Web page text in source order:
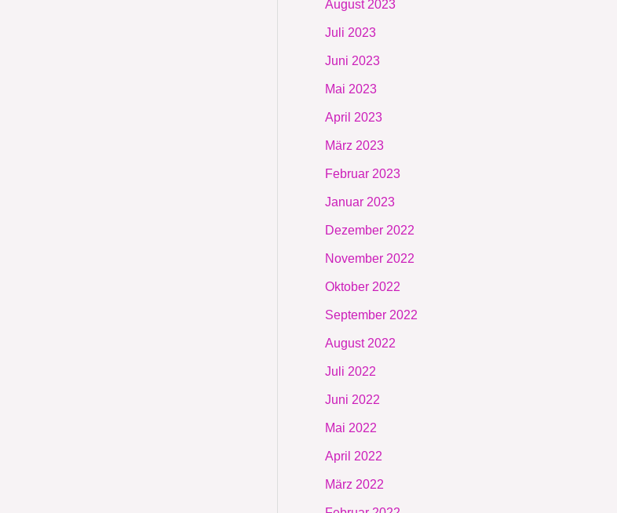
August 2023
Juli 2023
Juni 2023
Mai 2023
April 2023
März 2023
Februar 2023
Januar 2023
Dezember 2022
November 2022
Oktober 2022
September 2022
August 2022
Juli 2022
Juni 2022
Mai 2022
April 2022
März 2022